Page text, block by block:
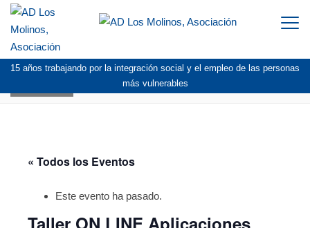
15 años trabajando por la integración social y el empleo de las personas
más vulnerables
« Todos los Eventos
Este evento ha pasado.
Taller ON LINE Aplicaciones